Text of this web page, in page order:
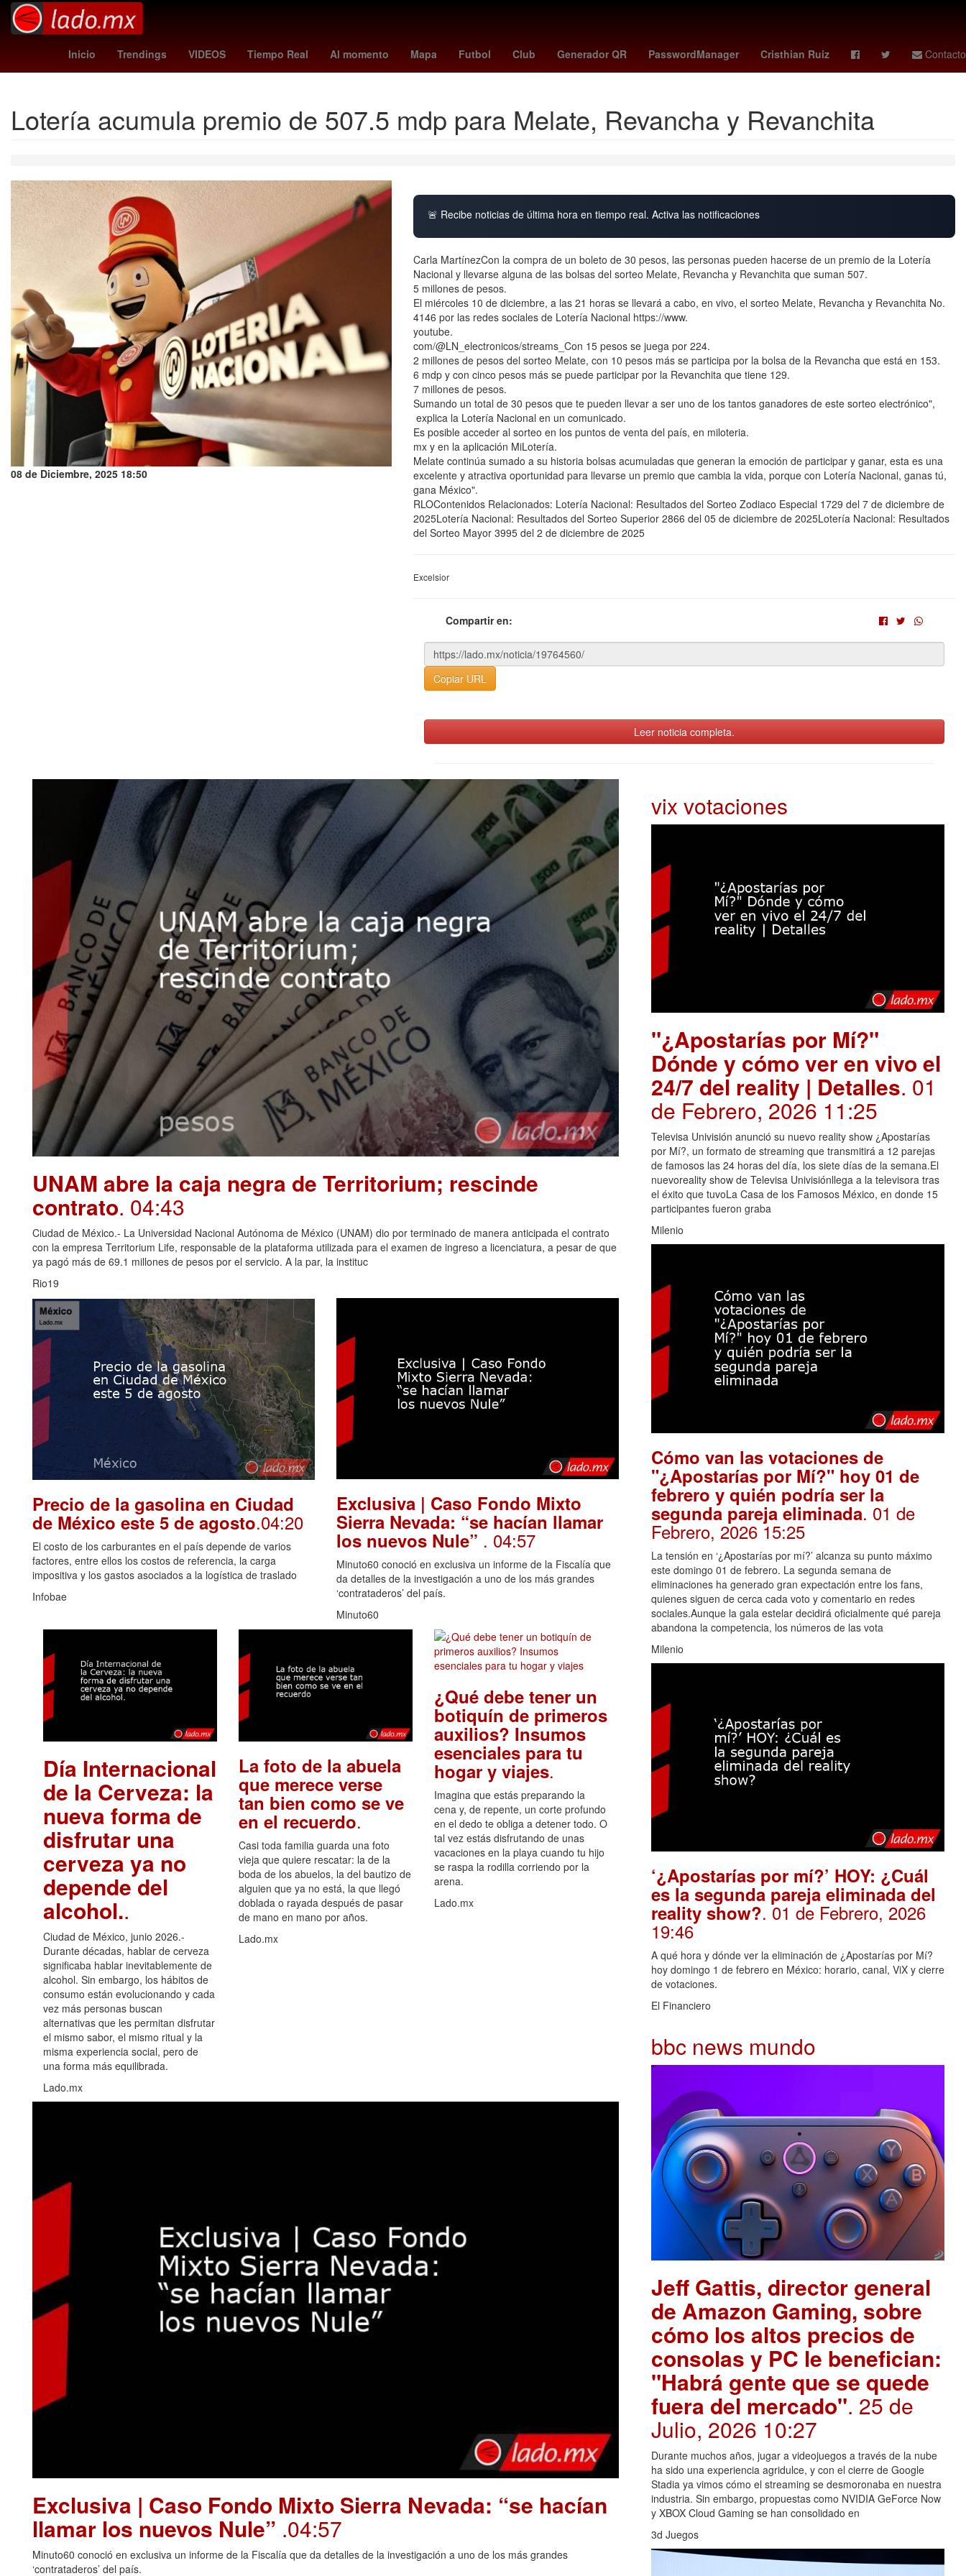
Inicio Trendings VIDEOS Tiempo Real Al momento Mapa Futbol Club Generador QR PasswordManager Cristhian Ruiz Contacto
Gobierno Argentina Morena 2024 Derecho Aguascalientes Senador Nueva York G7 paises 27 de marzo
Lotería acumula premio de 507.5 mdp para Melate, Revancha y Revanchita
08 de Diciembre, 2025 18:50
🚨 Recibe noticias de última hora en tiempo real. Activa las notificaciones
Carla MartínezCon la compra de un boleto de 30 pesos, las personas pueden hacerse de un premio de la Lotería
Nacional y llevarse alguna de las bolsas del sorteo Melate, Revancha y Revanchita que suman 507.
5 millones de pesos.
El miércoles 10 de diciembre, a las 21 horas se llevará a cabo, en vivo, el sorteo Melate, Revancha y Revanchita No.
4146 por las redes sociales de Lotería Nacional https://www.
youtube.
com/@LN_electronicos/streams_Con 15 pesos se juega por 224.
2 millones de pesos del sorteo Melate, con 10 pesos más se participa por la bolsa de la Revancha que está en 153.
6 mdp y con cinco pesos más se puede participar por la Revanchita que tiene 129.
7 millones de pesos.
Sumando un total de 30 pesos que te pueden llevar a ser uno de los tantos ganadores de este sorteo electrónico",
explica la Lotería Nacional en un comunicado.
Es posible acceder al sorteo en los puntos de venta del país, en miloteria.
mx y en la aplicación MiLotería.
Melate continúa sumado a su historia bolsas acumuladas que generan la emoción de participar y ganar, esta es una
excelente y atractiva oportunidad para llevarse un premio que cambia la vida, porque con Lotería Nacional, ganas tú,
gana México".
RLOContenidos Relacionados: Lotería Nacional: Resultados del Sorteo Zodiaco Especial 1729 del 7 de diciembre de
2025Lotería Nacional: Resultados del Sorteo Superior 2866 del 05 de diciembre de 2025Lotería Nacional: Resultados
del Sorteo Mayor 3995 del 2 de diciembre de 2025
Excelsior
Compartir en:
Copiar URL
Leer noticia completa.
UNAM abre la caja negra de Territorium; rescinde
contrato. 04:43
Ciudad de México.- La Universidad Nacional Autónoma de México (UNAM) dio por terminado de manera anticipada el contrato
con la empresa Territorium Life, responsable de la plataforma utilizada para el examen de ingreso a licenciatura, a pesar de que
ya pagó más de 69.1 millones de pesos por el servicio. A la par, la instituc
Rio19
Precio de la gasolina en Ciudad
de México este 5 de agosto.04:20
El costo de los carburantes en el país depende de varios
factores, entre ellos los costos de referencia, la carga
impositiva y los gastos asociados a la logística de traslado
Infobae
Exclusiva | Caso Fondo Mixto
Sierra Nevada: “se hacían llamar
los nuevos Nule” . 04:57
Minuto60 conoció en exclusiva un informe de la Fiscalía que
da detalles de la investigación a uno de los más grandes
‘contrataderos’ del país.
Minuto60
Día Internacional
de la Cerveza: la
nueva forma de
disfrutar una
cerveza ya no
depende del
alcohol..
Ciudad de México, junio 2026.-
Durante décadas, hablar de cerveza
significaba hablar inevitablemente de
alcohol. Sin embargo, los hábitos de
consumo están evolucionando y cada
vez más personas buscan
alternativas que les permitan disfrutar
el mismo sabor, el mismo ritual y la
misma experiencia social, pero de
una forma más equilibrada.
Lado.mx
La foto de la abuela
que merece verse
tan bien como se ve
en el recuerdo.
Casi toda familia guarda una foto
vieja que quiere rescatar: la de la
boda de los abuelos, la del bautizo de
alguien que ya no está, la que llegó
doblada o rayada después de pasar
de mano en mano por años.
Lado.mx
¿Qué debe tener un
botiquín de primeros
auxilios? Insumos
esenciales para tu
hogar y viajes.
Imagina que estás preparando la
cena y, de repente, un corte profundo
en el dedo te obliga a detener todo. O
tal vez estás disfrutando de unas
vacaciones en la playa cuando tu hijo
se raspa la rodilla corriendo por la
arena.
Lado.mx
Exclusiva | Caso Fondo Mixto Sierra Nevada: “se hacían
llamar los nuevos Nule” .04:57
Minuto60 conoció en exclusiva un informe de la Fiscalía que da detalles de la investigación a uno de los más grandes
‘contrataderos’ del país.
vix votaciones
"¿Apostarías por Mí?"
Dónde y cómo ver en vivo el
24/7 del reality | Detalles. 01
de Febrero, 2026 11:25
Televisa Univisión anunció su nuevo reality show ¿Apostarías
por Mí?, un formato de streaming que transmitirá a 12 parejas
de famosos las 24 horas del día, los siete días de la semana.El
nuevoreality show de Televisa Univisiónllega a la televisora tras
el éxito que tuvoLa Casa de los Famosos México, en donde 15
participantes fueron graba
Milenio
Cómo van las votaciones de
"¿Apostarías por Mí?" hoy 01 de
febrero y quién podría ser la
segunda pareja eliminada. 01 de
Febrero, 2026 15:25
La tensión en ‘¿Apostarías por mí?’ alcanza su punto máximo
este domingo 01 de febrero. La segunda semana de
eliminaciones ha generado gran expectación entre los fans,
quienes siguen de cerca cada voto y comentario en redes
sociales.Aunque la gala estelar decidirá oficialmente qué pareja
abandona la competencia, los números de las vota
Milenio
‘¿Apostarías por mí?’ HOY: ¿Cuál
es la segunda pareja eliminada del
reality show?. 01 de Febrero, 2026
19:46
A qué hora y dónde ver la eliminación de ¿Apostarías por Mí?
hoy domingo 1 de febrero en México: horario, canal, ViX y cierre
de votaciones.
El Financiero
bbc news mundo
Jeff Gattis, director general
de Amazon Gaming, sobre
cómo los altos precios de
consolas y PC le benefician:
"Habrá gente que se quede
fuera del mercado". 25 de
Julio, 2026 10:27
Durante muchos años, jugar a videojuegos a través de la nube
ha sido una experiencia agridulce, y con el cierre de Google
Stadia ya vimos cómo el streaming se desmoronaba en nuestra
industria. Sin embargo, propuestas como NVIDIA GeForce Now
y XBOX Cloud Gaming se han consolidado en
3d Juegos